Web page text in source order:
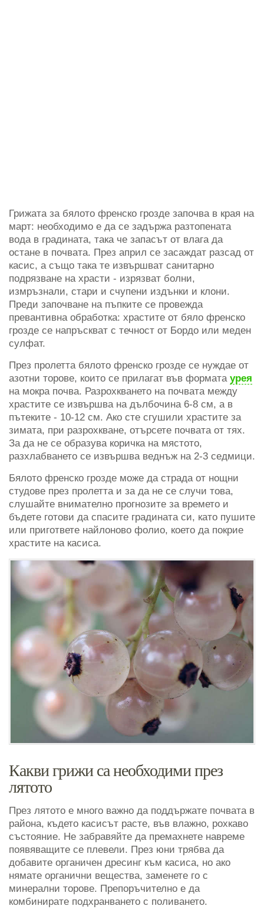
Грижата за бялото френско грозде започва в края на
март: необходимо е да се задържа разтопената
вода в градината, така че запасът от влага да
остане в почвата. През април се засаждат разсад от
касис, а също така те извършват санитарно
подрязване на храсти - изрязват болни,
измръзнали, стари и счупени издънки и клони.
Преди започване на пъпките се провежда
превантивна обработка: храстите от бяло френско
грозде се напръскват с течност от Бордо или меден
сулфат.
През пролетта бялото френско грозде се нуждае от
азотни торове, които се прилагат във формата урея
на мокра почва. Разрохкването на почвата между
храстите се извършва на дълбочина 6-8 см, а в
пътеките - 10-12 см. Ако сте сгушили храстите за
зимата, при разрохкване, отърсете почвата от тях.
За да не се образува коричка на мястото,
разхлабването се извършва веднъж на 2-3 седмици.
Бялото френско грозде може да страда от нощни
студове през пролетта и за да не се случи това,
слушайте внимателно прогнозите за времето и
бъдете готови да спасите градината си, като пушите
или пригответе найлоново фолио, което да покрие
храстите на касиса.
Какви грижи са необходими през
лятото
През лятото е много важно да поддържате почвата в
района, където касисът расте, във влажно, рохкаво
състояние. Не забравяйте да премахнете навреме
появяващите се плевели. През юни трябва да
добавите органичен дресинг към касиса, но ако
нямате органични вещества, заменете го с
минерални торове. Препоръчително е да
комбинирате подхранването с поливането.